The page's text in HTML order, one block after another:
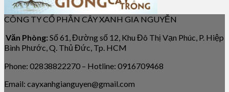
CÔNG TY CỔ PHẦN CÂY XANH GIA NGUYỄN
Văn Phòng: Số 61, Đường số 12, Khu Đô Thị Vạn Phúc, P. Hiệp
Bình Phước, Q. Thủ Đức, Tp. HCM
Phone: 02838822270 – Hotline: 0916709468
Email: cayxanhgianguyen@gmail.com